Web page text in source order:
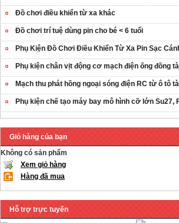
Đồ chơi điều khiển từ xa khác
Đồ chơi trí tuệ dùng pin cho bé < 6 tuổi
Phụ Kiện Đồ Chơi Điều Khiển Từ Xa Pin Sạc
Phụ kiện chân vịt động cơ mạch điện ống đồng
Mạch thu phát hồng ngoại sóng điện RC từ ô tô
Phụ kiện chế tạo máy bay mô hình cỡ lớn Su27,
Giỏ hàng của bạn
Không có sản phẩm
Xem giỏ hàng
Hàng đã mua
Hỗ trợ trực tuyến